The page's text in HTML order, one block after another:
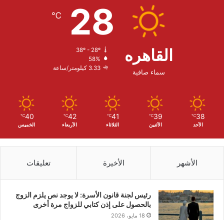
القاهره
سماء صافية
28
℃
38º - 28º
58%
3.33 كيلومتر/ساعة
38
℃
الأحد
39
℃
الأثنين
41
℃
الثلاثاء
42
℃
الأربعاء
40
℃
الخميس
الأشهر الأخيرة تعليقات
رئيس لجنة قانون الأسرة: لا يوجد نص يلزم الزوج
بالحصول على إذن كتابي للزواج مرة أخرى
18 مايو، 2026